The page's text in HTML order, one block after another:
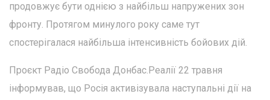
продовжує бути однією з найбільш напружених зон
фронту. Протягом минулого року саме тут
спостерігалася найбільша інтенсивність бойових дій.
Проєкт Радіо Свобода Донбас.Реалії 22 травня
інформував, що Росія активізувала наступальні дії на